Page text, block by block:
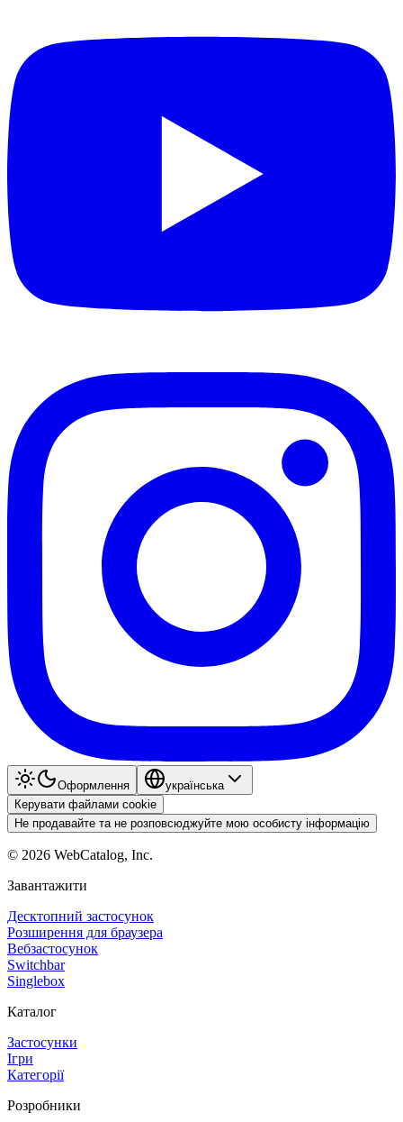
Оформлення
українська
Керувати файлами cookie
Не продавайте та не розповсюджуйте мою особисту інформацію
© 2026 WebCatalog, Inc.
Завантажити
Десктопний застосунок
Розширення для браузера
Вебзастосунок
Switchbar
Singlebox
Каталог
Застосунки
Ігри
Категорії
Розробники